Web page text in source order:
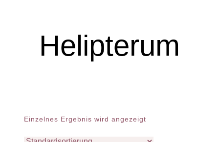
&
Saatgut
Helipterum
Einzelnes Ergebnis wird angezeigt